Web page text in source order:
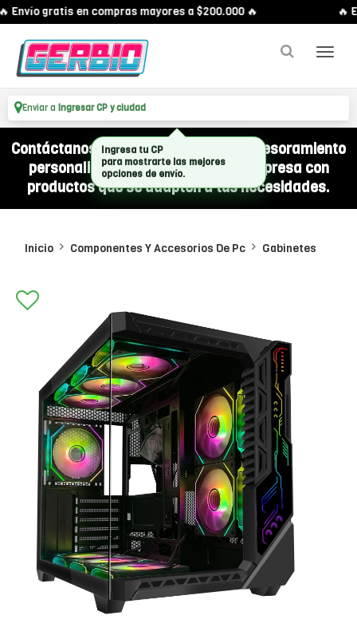
Envío gratis en compras mayores a $200.000 🔥 🔥
Enviar a Ingresar CP y ciudad
Contáctanos por WhatsApp y recibí asesoramiento
personalizado para equipar a tu empresa con
productos que se adapten a tus necesidades.
Inicio Componentes Y Accesorios De Pc Gabinetes
Ingresa tu CP
para mostrarte las mejores
opciones de envío.